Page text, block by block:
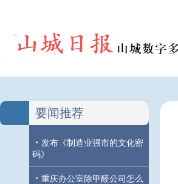
要闻推荐
· 发布《制造业强市的文化密
码》
· 重庆办公室除甲醛公司怎么